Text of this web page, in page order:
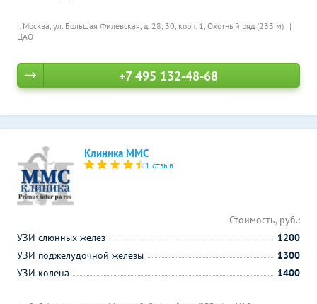
г. Москва, ул. Большая Филевская, д. 28, 30, корп. 1, Охотный ряд (233 м)
ЦАО
+7 495 132-48-68
Клиника ММС
1 отзыв
Стоимость, руб.:
УЗИ слюнных желез
1200
УЗИ поджелудочной железы
1300
УЗИ колена
1400